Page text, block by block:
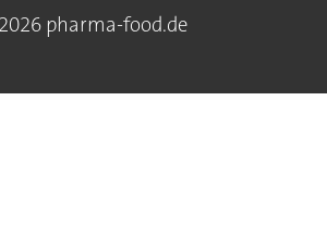
pharma-food.de